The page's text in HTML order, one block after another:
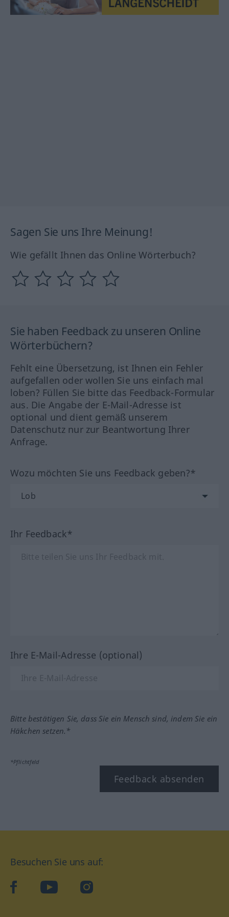
Sagen Sie uns Ihre Meinung!
Wie gefällt Ihnen das Online Wörterbuch?
Sie haben Feedback zu unseren Online
Wörterbüchern?
Fehlt eine Übersetzung, ist Ihnen ein Fehler
aufgefallen oder wollen Sie uns einfach mal
loben? Füllen Sie bitte das Feedback-Formular
aus. Die Angabe der E-Mail-Adresse ist
optional und dient gemäß unserem
Datenschutz nur zur Beantwortung Ihrer
Anfrage.
Wozu möchten Sie uns Feedback geben?*
Ihr Feedback*
Ihre E-Mail-Adresse (optional)
Bitte bestätigen Sie, dass Sie ein Mensch sind, indem Sie ein
Häkchen setzen.*
*Pflichtfeld
Feedback absenden
Besuchen Sie uns auf:
facebookYouTube Instagram